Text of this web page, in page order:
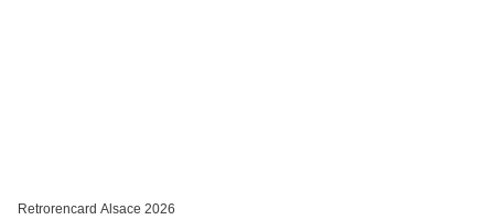
Retrorencard Alsace 2026